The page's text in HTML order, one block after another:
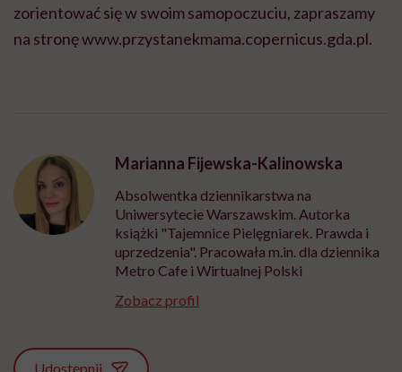
zorientować się w swoim samopoczuciu, zapraszamy
na stronę www.przystanekmama.copernicus.gda.pl.
Marianna Fijewska-Kalinowska
Absolwentka dziennikarstwa na
Uniwersytecie Warszawskim. Autorka
książki "Tajemnice Pielęgniarek. Prawda i
uprzedzenia". Pracowała m.in. dla dziennika
Metro Cafe i Wirtualnej Polski
Zobacz profil
Udostępnij